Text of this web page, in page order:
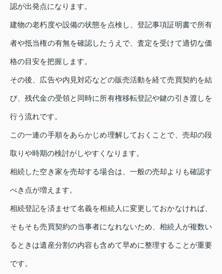
認が出発点になります。
建物の老朽度や設備の状態を点検し、登記事項証明書で所有
者や抵当権の有無を確認したうえで、査定を受けて適切な価
格の目安を把握します。
その後、広告や内見対応などの販売活動を経て売買契約を結
び、残代金の受領と同時に所有権移転登記や鍵の引き渡しを
行う流れです。
この一連の手順をあらかじめ理解しておくことで、売却の段
取りや時期の検討がしやすくなります。
相続した空き家を売却する場合は、一般の売却よりも確認す
べき点が増えます。
相続登記を済ませて名義を相続人に変更しておかなければ、
そもそも売買契約の当事者になれないため、相続人が複数い
るときは遺産分割の内容も含めて早めに整理することが重要
です。